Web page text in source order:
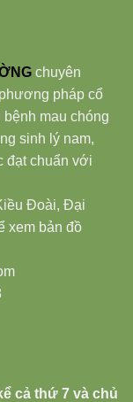
chuyên
pháp cổ
mau chóng
sinh lý nam,
đạt chuẩn với
Đoài, Đại
xem bản đồ
cả thứ 7 và chủ